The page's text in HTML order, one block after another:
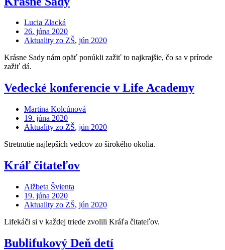
Lucia Zlacká
26. júna 2020
Aktuality zo ZŠ, jún 2020
Krásne Sady nám opäť ponúkli zažiť to najkrajšie, čo sa v prírode
zažiť dá.
Vedecké konferencie v Life Academy
Martina Kolcúnová
19. júna 2020
Aktuality zo ZŠ, jún 2020
Stretnutie najlepších vedcov zo širokého okolia.
Kráľ čitateľov
Alžbeta Švienta
19. júna 2020
Aktuality zo ZŠ, jún 2020
Lifekáči si v každej triede zvolili Kráľa čitateľov.
Bublifukový Deň detí